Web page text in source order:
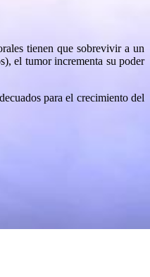
tienen que sobrevivir a un
el tumor incrementa su poder
para el crecimiento del